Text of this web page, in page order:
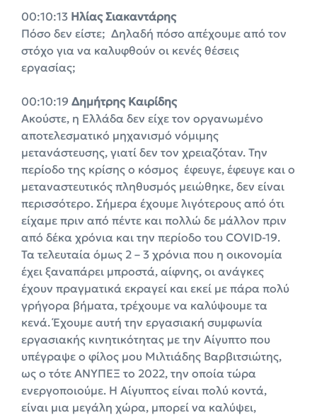
00:10:13 Ηλίας Σιακαντάρης
Πόσο δεν είστε; Δηλαδή πόσο απέχουμε από τον
στόχο για να καλυφθούν οι κενές θέσεις
εργασίας;
00:10:19 Δημήτρης Καιρίδης
Ακούστε, η Ελλάδα δεν είχε τον οργανωμένο
αποτελεσματικό μηχανισμό νόμιμης
μετανάστευσης, γιατί δεν τον χρειαζόταν. Την
περίοδο της κρίσης ο κόσμος έφευγε, έφευγε και ο
μεταναστευτικός πληθυσμός μειώθηκε, δεν είναι
περισσότερο. Σήμερα έχουμε λιγότερους από ότι
είχαμε πριν από πέντε και πολλώ δε μάλλον πριν
από δέκα χρόνια και την περίοδο του COVID-19.
Τα τελευταία όμως 2 – 3 χρόνια που η οικονομία
έχει ξαναπάρει μπροστά, αίφνης, οι ανάγκες
έχουν πραγματικά εκραγεί και εκεί με πάρα πολύ
γρήγορα βήματα, τρέχουμε να καλύψουμε τα
κενά. Έχουμε αυτή την εργασιακή συμφωνία
εργασιακής κινητικότητας με την Αίγυπτο που
υπέγραψε ο φίλος μου Μιλτιάδης Βαρβιτσιώτης,
ως o τότε ΑΝΥΠΕΞ το 2022, την οποία τώρα
ενεργοποιούμε. Η Αίγυπτος είναι πολύ κοντά,
είναι μια μεγάλη χώρα, μπορεί να καλύψει,